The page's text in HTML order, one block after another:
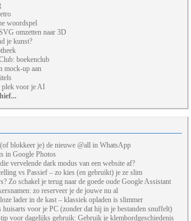
woordspel
omzetten naar 3D
je kunst?
boekenclub
mock-up aan
plek voor je AI
blokkeer je) de nieuwe @all in WhatsApp
in Google Photos
vervelende dark modus van een website af?
vs Passief – zo kies (en gebruikt) je ze slim
Zo schakel je terug naar de goede oude Google Assistant
zo reserveer je de jouwe nu al
lader in de kast – klassiek opladen is slimmer
huisarts voor je PC (zonder dat hij in je bestanden snuffelt)
voor dagelijks gebruik: Gebruik je klembordgeschiedenis